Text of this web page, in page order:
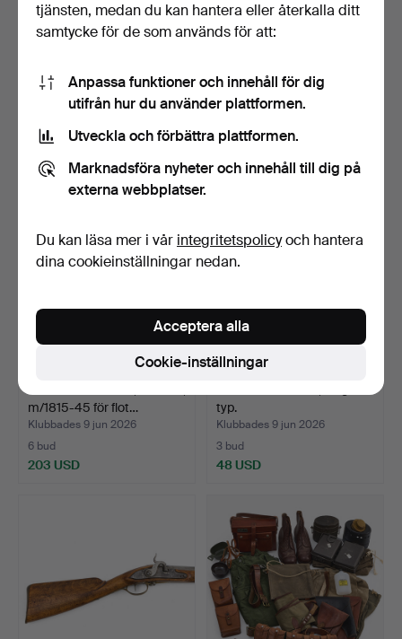
SALUT- / BORDSKANON,
grönpatinerad brons, …
22 bud
253 USD
SLAGLÅSPISTOL,
dubbelpipig, belgisk typ.
5 bud
53 USD
m/1815-45 för flot…
Klubbades 9 jun 2026
6 bud
203 USD
typ.
Klubbades 9 jun 2026
3 bud
48 USD
tjänsten, medan du kan hantera eller återkalla ditt
samtycke för de som används för att:
Anpassa funktioner och innehåll för dig
utifrån hur du använder plattformen.
Utveckla och förbättra plattformen.
Marknadsföra nyheter och innehåll till dig på
externa webbplatser.
Du kan läsa mer i vår integritetspolicyoch hantera
dina cookieinställningar nedan.
Cookie-inställningar
Acceptera alla